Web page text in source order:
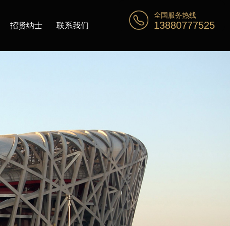
全国服务热线
13880777525
招贤纳士 联系我们